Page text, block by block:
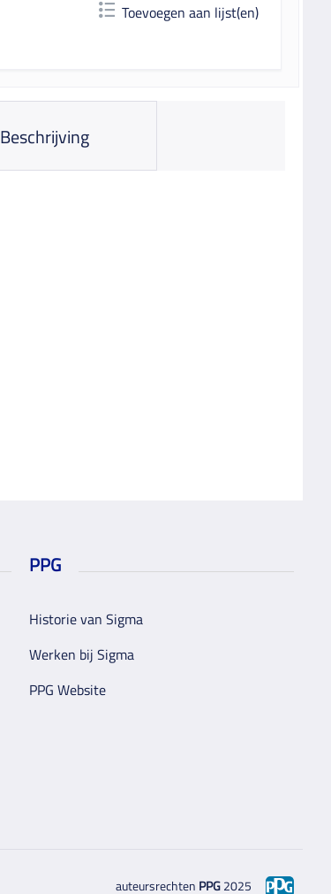
Toevoegen aan lijst(en)
Beschrijving
PPG
Historie van Sigma
Werken bij Sigma
PPG Website
auteursrechten PPG2025